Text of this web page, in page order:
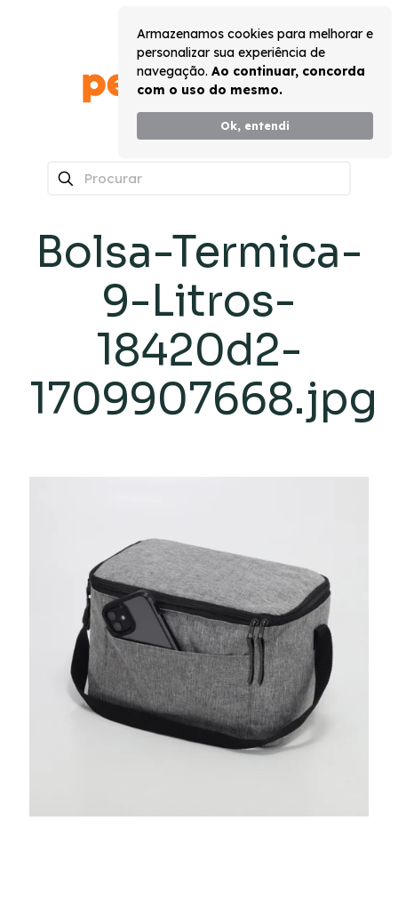
Armazenamos cookies para melhorar e
personalizar sua experiência de
navegação. Ao continuar, concorda
com o uso do mesmo.
Ok, entendi
Bolsa-Termica-
9-Litros-
18420d2-
1709907668.jpg